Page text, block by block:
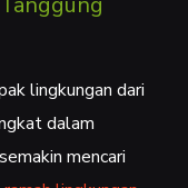
lingkungan dari
dalam
mencari